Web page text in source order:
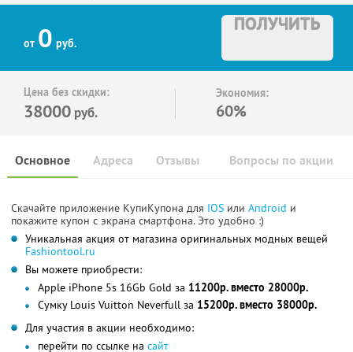
от 0 руб.
ПОЛУЧИТЬ
Цена без скидки:
38000 руб.
Экономия:
60%
Основное Отзывы Вопросы по акции
Адреса
Скачайте приложение КупиКупона для IOS или Android и
покажите купон с экрана смартфона. Это удобно :)
Уникальная акция от магазина оригинальных модных вещей
Fashiontool.ru
Вы можете приобрести:
Apple iPhone 5s 16Gb Gold за 11200р. вместо 28000р.
Сумку Louis Vuitton Neverfull за 15200р. вместо 38000р.
Для участия в акции необходимо:
перейти по ссылке на сайт